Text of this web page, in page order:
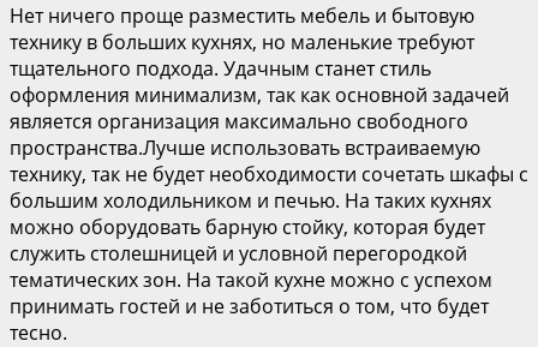
Нет ничего проще разместить мебель и бытовую
технику в больших кухнях, но маленькие требуют
тщательного подхода. Удачным станет стиль
оформления минимализм, так как основной задачей
является организация максимально свободного
пространства.Лучше использовать встраиваемую
технику, так не будет необходимости сочетать шкафы с
большим холодильником и печью. На таких кухнях
можно оборудовать барную стойку, которая будет
служить столешницей и условной перегородкой
тематических зон. На такой кухне можно с успехом
принимать гостей и не заботиться о том, что будет
тесно.